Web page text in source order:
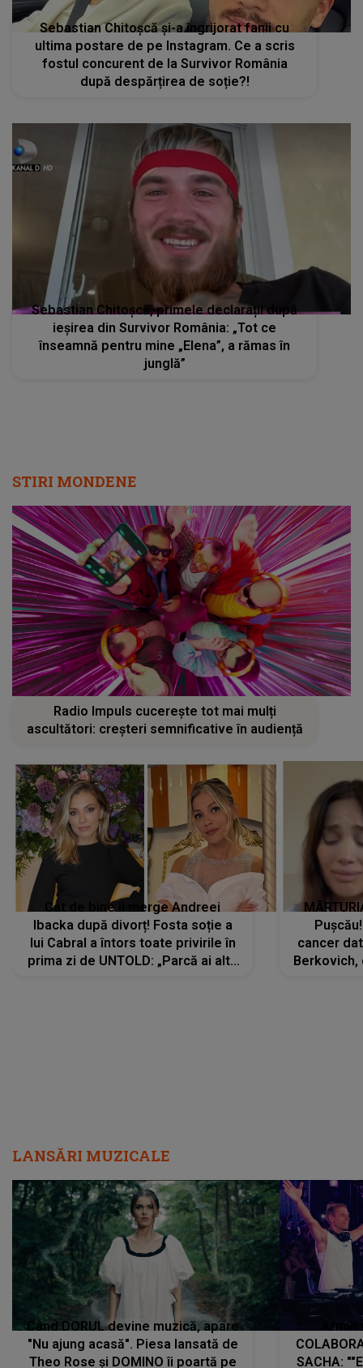
Sebastian Chitoșcă și-a îngrijorat fanii cu
ultima postare de pe Instagram. Ce a scris
fostul concurent de la Survivor România
după despărțirea de soție?!
Sebastian Chitoșcă, primele declarații după
ieșirea din Survivor România: „Tot ce
înseamnă pentru mine „Elena”, a rămas în
junglă”
STIRI MONDENE
Radio Impuls cucerește tot mai mulți
ascultători: creșteri semnificative în audiență
Cât de bine îi merge Andreei
Ibacka după divorț! Fosta soție a
lui Cabral a întors toate privirile în
prima zi de UNTOLD: „Parcă ai altă
cancer
Berkovich,
LANSĂRI MUZICALE
Când DORUL devine muzică, apare
"Nu ajung acasă". Piesa lansată de
Theo Rose și DOMINO îi poartă pe
SACHA: